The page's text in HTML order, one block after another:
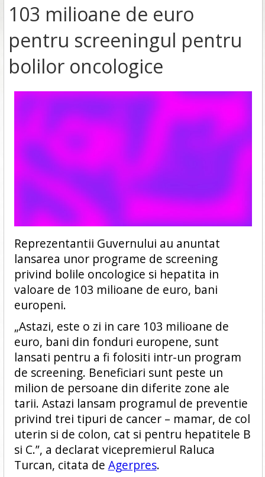
103 milioane de euro
pentru screeningul pentru
bolilor oncologice
Reprezentantii Guvernului au anuntat
lansarea unor programe de screening
privind bolile oncologice si hepatita in
valoare de 103 milioane de euro, bani
europeni.
„Astazi, este o zi in care 103 milioane de
euro, bani din fonduri europene, sunt
lansati pentru a fi folositi intr-un program
de screening. Beneficiari sunt peste un
milion de persoane din diferite zone ale
tarii. Astazi lansam programul de preventie
privind trei tipuri de cancer – mamar, de col
uterin si de colon, cat si pentru hepatitele B
si C.”, a declarat vicepremierul Raluca
Turcan, citata de Agerpres.